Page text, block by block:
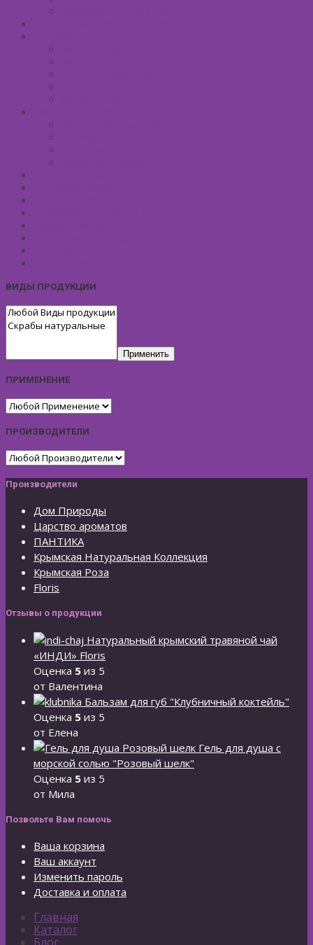
ВИДЫ ПРОДУКЦИИ
Применить
ПРИМЕНЕНИЕ
ПРОИЗВОДИТЕЛИ
Производители
Дом Природы
Царство ароматов
ПАНТИКА
Крымская Натуральная Коллекция
Крымская Роза
Floris
Отзывы о продукции
Натуральный крымский травяной чай
«ИНДИ» Floris
Оценка 5 из 5
от Валентина
Бальзам для губ "Клубничный коктейль"
Оценка 5 из 5
от Елена
Гель для душа с
морской солью "Розовый шелк"
Оценка 5 из 5
от Мила
Позвольте Вам помочь
Ваша корзина
Ваш аккаунт
Изменить пароль
Доставка и оплата
Главная
Каталог